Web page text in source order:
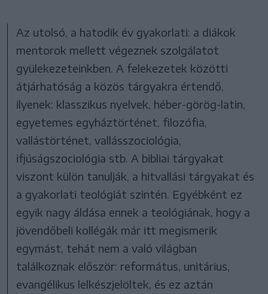
Az utolsó, a hatodik év gyakorlati: a diákok
mentorok mellett végeznek szolgálatot
gyülekezeteinkben. A felekezetek közötti
átjárhatóság a közös tárgyakra értendő,
ilyenek: klasszikus nyelvek, héber-görög-latin,
egyetemes egyháztörténet, filozófia,
vallástörténet, vallásszociológia,
ifjúságszociológia stb. A bibliai tárgyakat
viszont külön tanulják, a hitvallási tárgyakat és
a gyakorlati teológiát szintén. Egyébként ez
egyik nagy áldása ennek a teológiának, hogy a
jövendőbeli kollégák már itt megismerik
egymást, tehát nem a való világban
találkoznak először: református, unitárius,
evangélikus lelkészjelöltek, és ez aztán